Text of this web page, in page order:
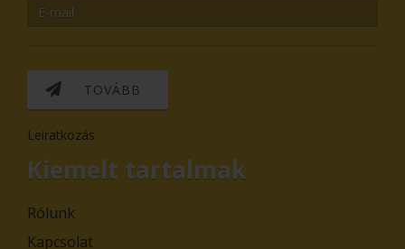
TOVÁBB
Leiratkozás
Kiemelt tartalmak
Rólunk
Kapcsolat